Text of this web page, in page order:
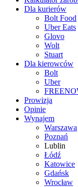
Dla kurierów
Bolt Food
Uber Eats
Glovo
Wolt
Stuart
Dla kierowców
Bolt
Uber
Prowizja
Opinie
Wynajem
Warszawa
Poznań
Lublin
Łódź
Katowice
Gdańsk
Wrocław